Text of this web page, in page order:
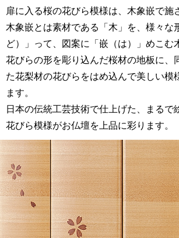
扉に入る桜の花びら模様は、木象嵌で施
木象嵌とは素材である「木」を、様々な
ど）」って、図案に「嵌（は）」めこむ
花びらの形を彫り込んだ桜材の地板に、
た花梨材の花びらをはめ込んで美しい模
ます。
日本の伝統工芸技術で仕上げた、まるで
花びら模様がお仏壇を上品に彩ります。